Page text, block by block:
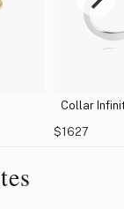
Collar
$1627